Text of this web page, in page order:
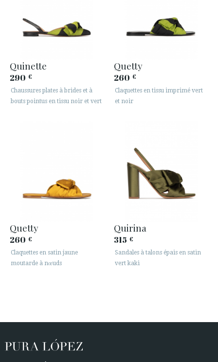
Quinette
290 €
Chaussures plates à brides et à
bouts pointus en tissu noir et vert
Quetty
260 €
Claquettes en tissu imprimé vert
et noir
Quetty
260 €
Claquettes en satin jaune
moutarde à nœuds
Quirina
315 €
Sandales à talons épais en satin
vert kaki